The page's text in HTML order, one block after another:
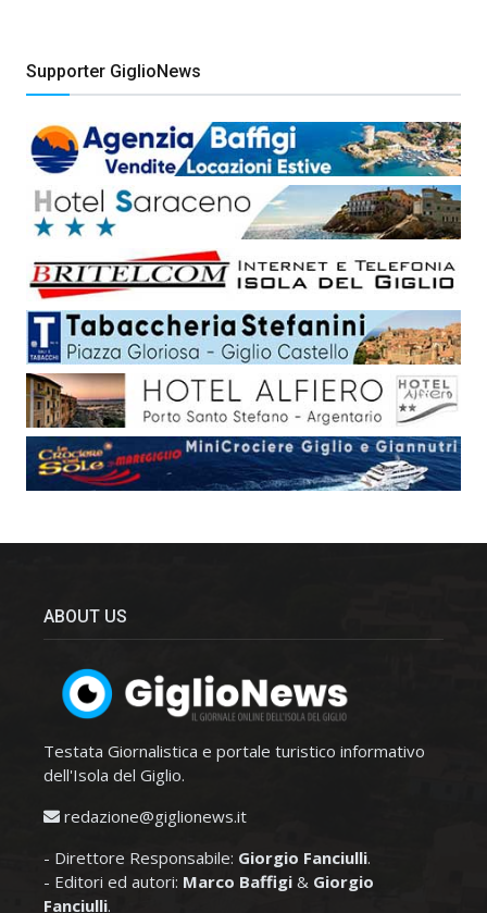
Supporter GiglioNews
ABOUT US
Testata Giornalistica e portale turistico informativo
dell'Isola del Giglio.
redazione@giglionews.it
- Direttore Responsabile: Giorgio Fanciulli.
- Editori ed autori: Marco Baffigi & Giorgio
Fanciulli.